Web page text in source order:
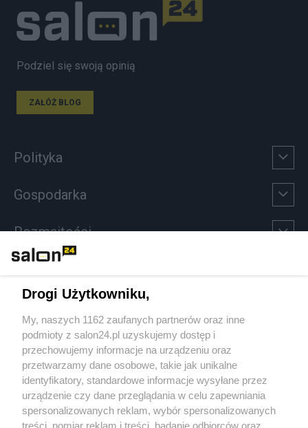
Podziel się swoją opinią
ZAŁÓŻ BLOG
Polityka
Gospodarka
Rozmaitości
Sport
Społeczeństwo
Kultura
Drogi Użytkowniku,
My, naszych 1162 zaufanych partnerów oraz inne
podmioty z salon24.pl uzyskujemy dostęp i
przechowujemy informacje na urządzeniu oraz
przetwarzamy dane osobowe, takie jak unikalne
identyfikatory, standardowe informacje wysyłane przez
urządzenie czy dane przeglądania w celu zapewniania
spersonalizowanych reklam, wybór spersonalizowanych
treści, pomiar reklam i treści, badanie odbiorców oraz